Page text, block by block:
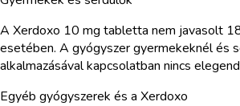
A Xerdoxo 10 mg tabletta nem javasolt
esetében. A gyógyszer gyermekeknél és
alkalmazásával kapcsolatban nincs
Egyéb gyógyszerek és a Xerdoxo